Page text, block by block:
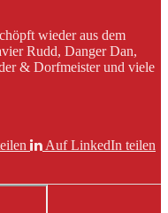
wieder aus dem
Rudd, Danger Dan,
& Dorfmeister und viele
Auf LinkedIn teilen